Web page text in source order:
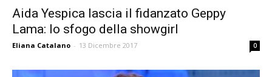
Aida Yespica lascia il fidanzato Geppy
Lama: lo sfogo della showgirl
Eliana Catalano - 13 Dicembre 2017 0